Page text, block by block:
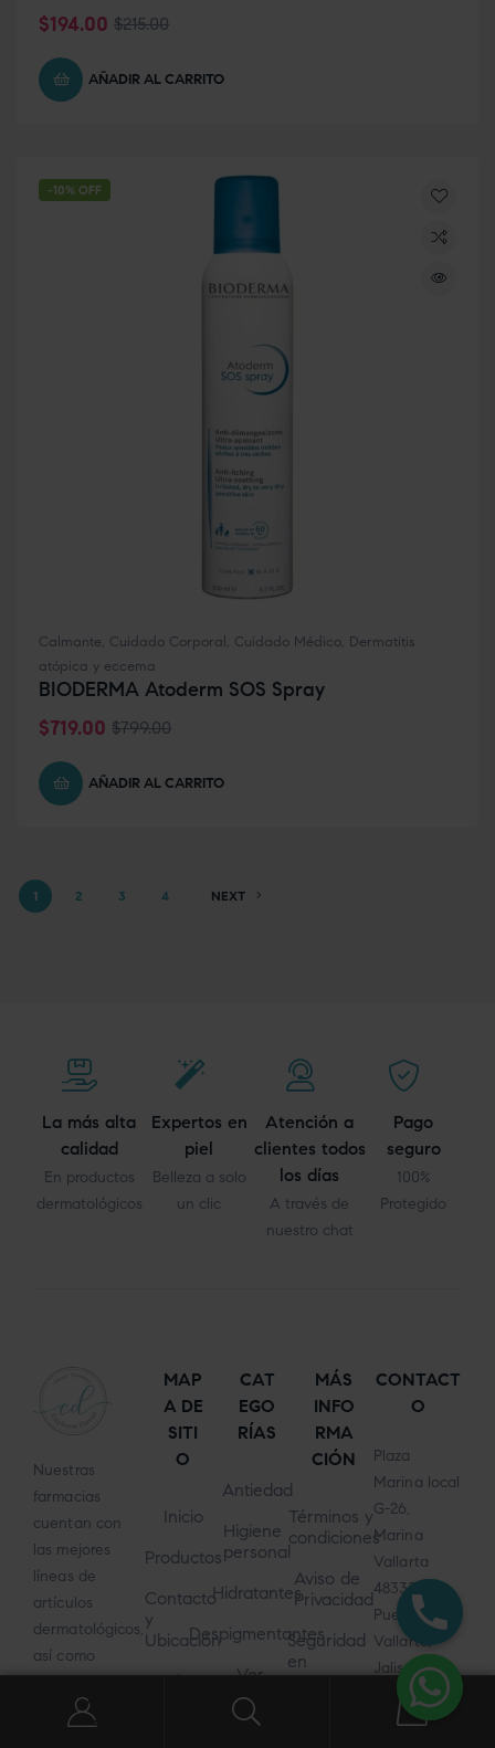
$215.00
$194.00
AÑADIR AL CARRITO
-10% OFF
Calmante, Cuidado Corporal , Cuidado Médico, Dermatitis
atópica y eccema
BIODERMA Atoderm SOS Spray
$799.00
$719.00
AÑADIR AL CARRITO
1 2 3 4 NEXT
La más alta
calidad
En productos
dermatológicos
Expertos en
piel
Belleza a solo
un clic
Atención a
clientes todos
los días
A través de
nuestro chat
Pago
seguro
100%
Protegido
Nuestras
farmacias
cuentan con
las mejores
líneas de
artículos
dermatológicos,
así como
profesional,
MAP
A DE
SITI
O
Inicio
Productos
Contacto
y
Ubicación
Blog
CAT
EGO
RÍAS
Antiedad
Higiene
personal
Hidratantes
Despigmentantes
Ver
más
MÁS
INFO
RMA
CIÓN
Términos y
condiciones
Aviso de
Privacidad
Seguridad
en
cityderm.mx
CONTACT
O
Plaza
Marina local
G-26,
Marina
Vallarta
48335
Puerto
Vallarta,
Jalisco
Avenida
0